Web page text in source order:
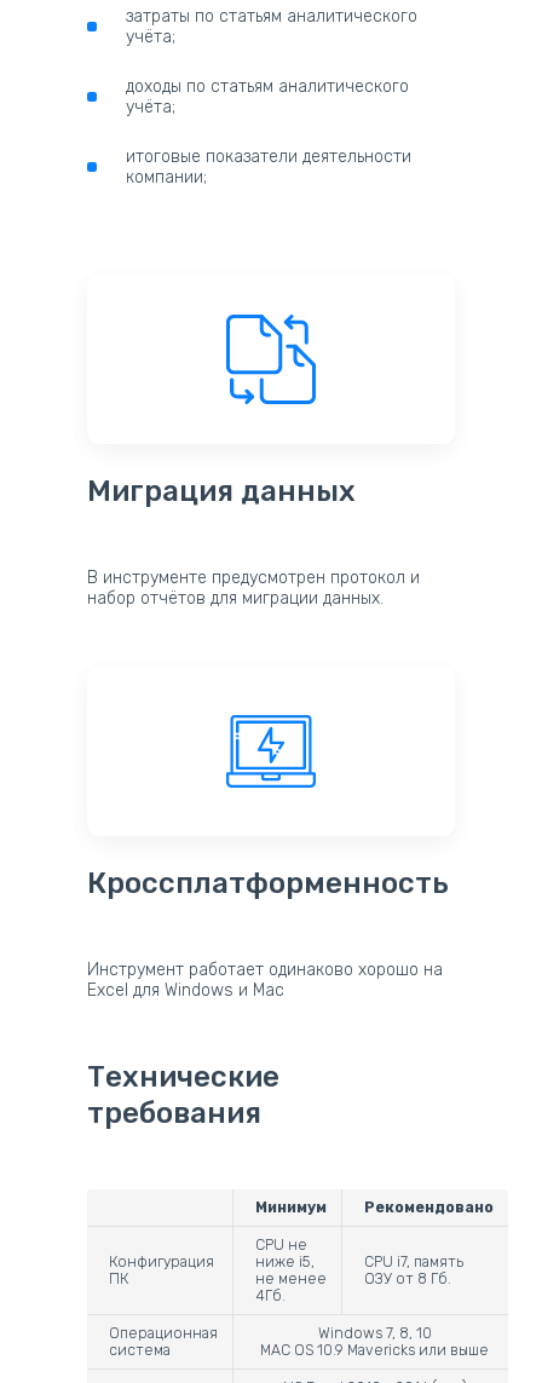
затраты по статьям аналитического
учёта;
доходы по статьям аналитического
учёта;
итоговые показатели деятельности
компании;
Миграция данных
В инструменте предусмотрен протокол и
набор отчётов для миграции данных.
Кроссплатформенность
Инструмент работает одинаково хорошо на
Excel для Windows и Mac
Технические
требования
Минимум Рекомендовано
Конфигурация
ПК
CPU не
ниже i5,
не менее
4Гб.
CPU i7, память
ОЗУ от 8 Гб.
Операционная
система
Windows 7, 8, 10
MAC OS 10.9 Mavericks или выше